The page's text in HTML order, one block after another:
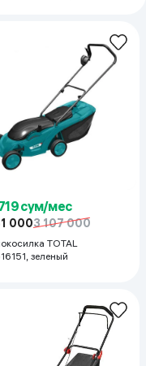
сум/мес
0003 107 000
TOTAL
зеленый